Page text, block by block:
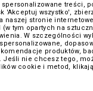
spersonalizowane treści,
'Akceptuj wszystko',
naszej stronie
tym opartych na
W szczególności
produktów,
Jeśli nie chcesz tego,
cookie i metod,